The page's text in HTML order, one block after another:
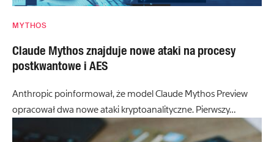
MYTHOS
Claude Mythos znajduje nowe ataki na procesy
postkwantowe i AES
Anthropic poinformował, że model Claude Mythos Preview
opracował dwa nowe ataki kryptoanalityczne. Pierwszy…